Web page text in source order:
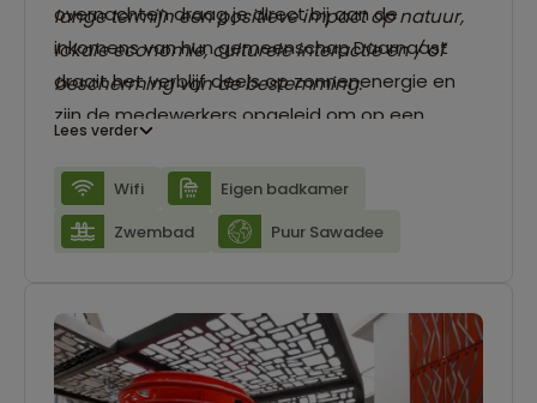
overnachten draag je direct bij aan de
inkomens van hun gemeenschap.Daarnaast
draait het verblijf deels op zonnenenergie en
zijn de medewerkers opgeleid om op een
gaan. Hierdoor kunnen zij toeristen informeren
over de lokale natuur, het wildlife en de cultuur
van de Anangu. De kamers zijn voorzien van
Bough House Restaurant proef je authentieke
Australische gerechten, maar wie wil, kan ook
zelf koken op de sfeervolle Outback-barbecue.
lange termijn een positieve impact op natuur,
lokale economie, culturele interactie en / of
bescherming van de bestemming.
Lees verder
Wifi
Eigen badkamer
Zwembad
Puur Sawadee